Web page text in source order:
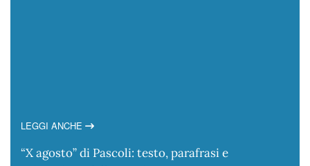
LEGGI ANCHE
“X agosto” di Pascoli: testo, parafrasi e